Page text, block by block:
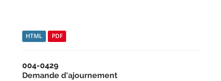
HTML PDF
004-0429
Demande d'ajournement